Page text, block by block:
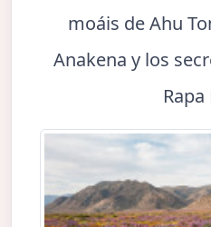
moáis de Ahu
Anakena y los